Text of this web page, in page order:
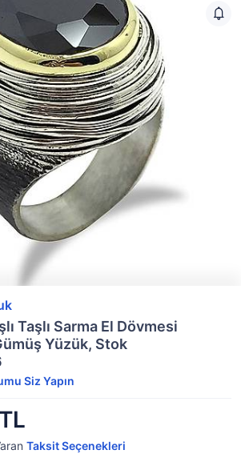
Taşlı Sarma El Dövmesi
Yüzük, Stok
Siz Yapın
Taksit Seçenekleri